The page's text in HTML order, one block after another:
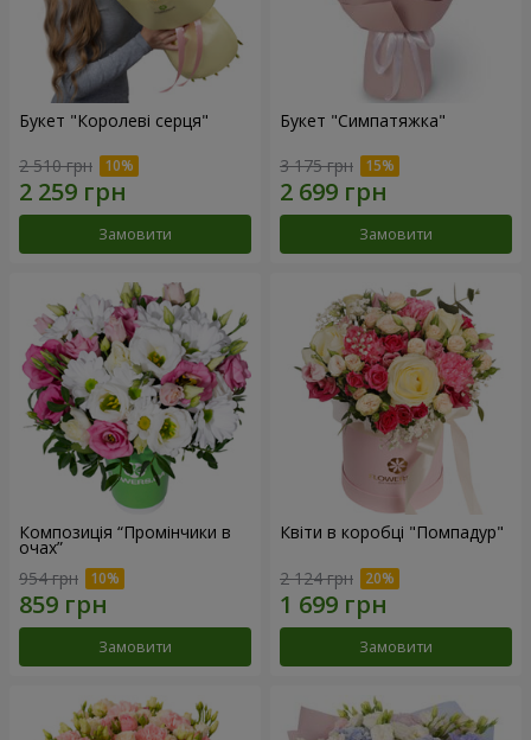
Букет "Королеві серця"
2 510 грн
Замовити
Букет "Симпатяжка"
3 175 грн
Замовити
Композиція “Промінчики в
очах”
954 грн
Замовити
Квіти в коробці "Помпадур"
2 124 грн
Замовити